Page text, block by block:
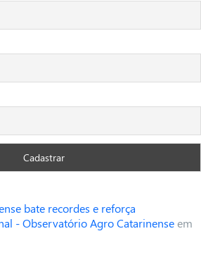
bate recordes e reforça
- Observatório Agro Catarinenseem